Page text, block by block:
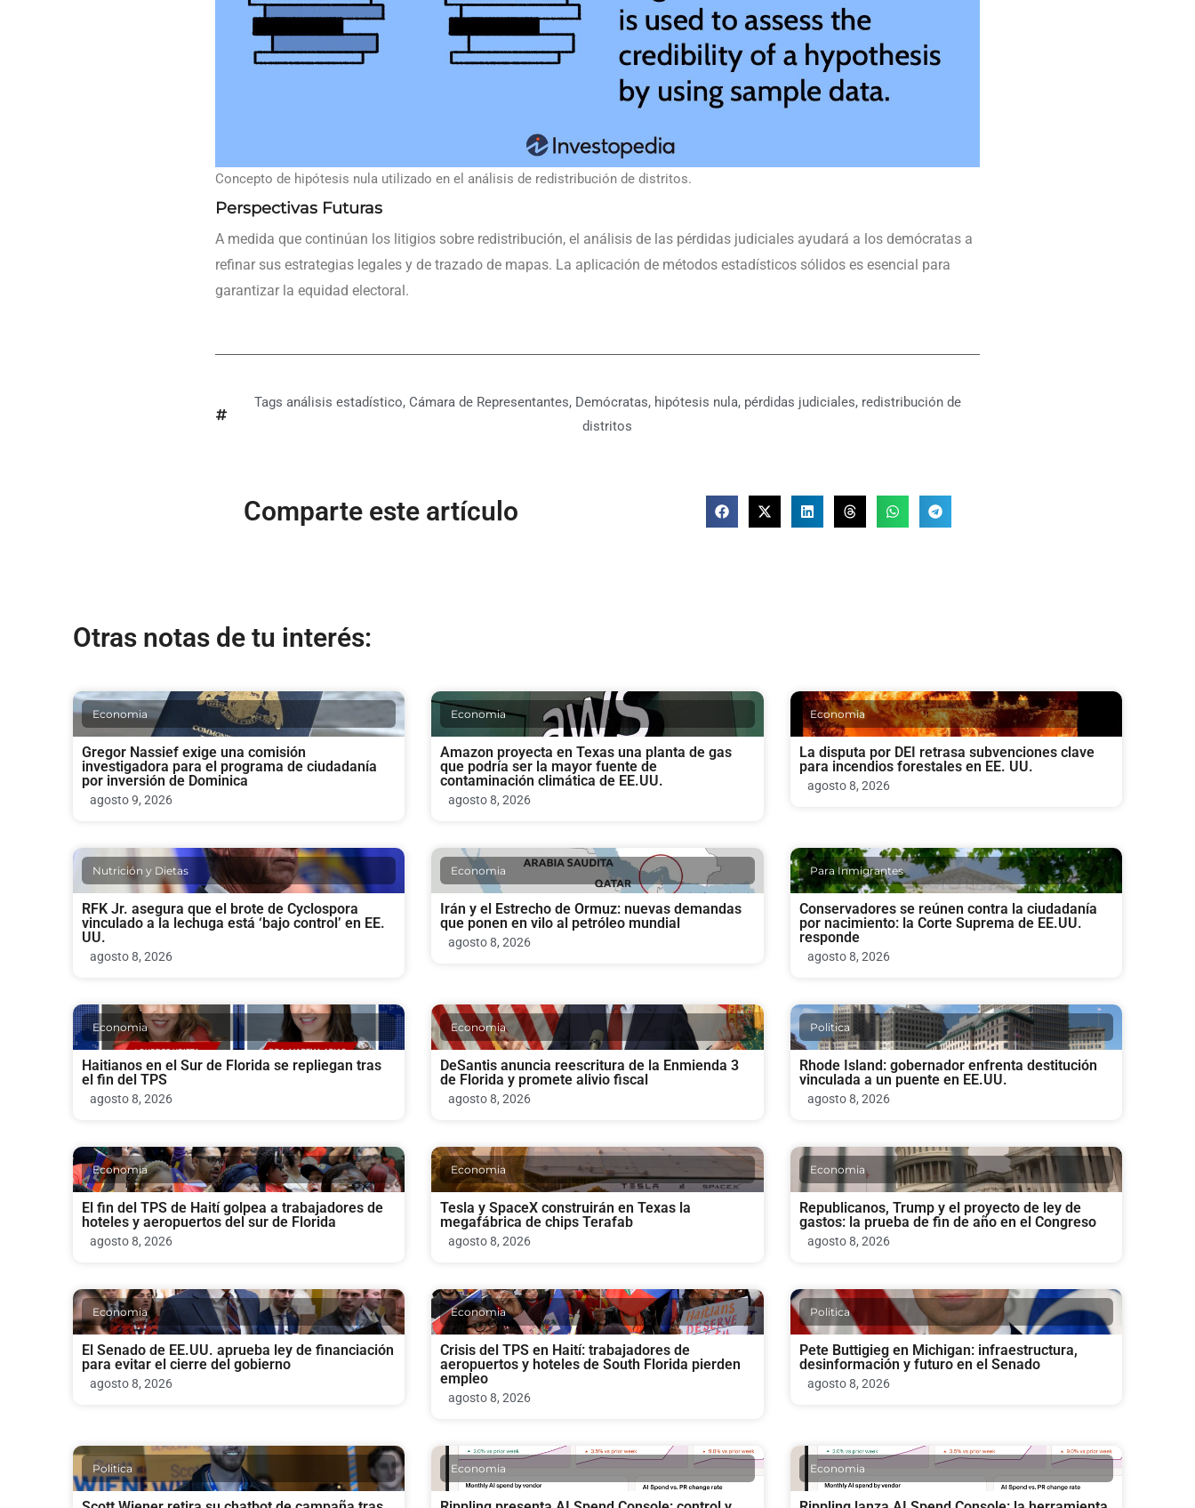
Concepto de hipótesis nula utilizado en el análisis de redistribución de distritos.
Perspectivas Futuras
A medida que continúan los litigios sobre redistribución, el análisis de las pérdidas judiciales ayudará a los demócratas a
refinar sus estrategias legales y de trazado de mapas. La aplicación de métodos estadísticos sólidos es esencial para
garantizar la equidad electoral.
Tags análisis estadístico, Cámara de Representantes, Demócratas, hipótesis nula, pérdidas judiciales, redistribución de
distritos
Comparte este artículo
Otras notas de tu interés:
Economia
Gregor Nassief exige una comisión
investigadora para el programa de ciudadanía
por inversión de Dominica
agosto 9, 2026
Economia
Amazon proyecta en Texas una planta de gas
que podría ser la mayor fuente de
contaminación climática de EE.UU.
agosto 8, 2026
Economia
La disputa por DEI retrasa subvenciones clave
para incendios forestales en EE. UU.
agosto 8, 2026
Nutrición y Dietas
RFK Jr. asegura que el brote de Cyclospora
vinculado a la lechuga está ‘bajo control’ en EE.
UU.
agosto 8, 2026
Economia
Irán y el Estrecho de Ormuz: nuevas demandas
que ponen en vilo al petróleo mundial
agosto 8, 2026
Para Inmigrantes
Conservadores se reúnen contra la ciudadanía
por nacimiento: la Corte Suprema de EE.UU.
responde
agosto 8, 2026
Economia
Haitianos en el Sur de Florida se repliegan tras
el fin del TPS
agosto 8, 2026
Economia
DeSantis anuncia reescritura de la Enmienda 3
de Florida y promete alivio fiscal
agosto 8, 2026
Politica
Rhode Island: gobernador enfrenta destitución
vinculada a un puente en EE.UU.
agosto 8, 2026
Economia
El fin del TPS de Haití golpea a trabajadores de
hoteles y aeropuertos del sur de Florida
agosto 8, 2026
Economia
Tesla y SpaceX construirán en Texas la
megafábrica de chips Terafab
agosto 8, 2026
Economia
Republicanos, Trump y el proyecto de ley de
gastos: la prueba de fin de año en el Congreso
agosto 8, 2026
Economia
El Senado de EE.UU. aprueba ley de financiación
para evitar el cierre del gobierno
agosto 8, 2026
Economia
Crisis del TPS en Haití: trabajadores de
aeropuertos y hoteles de South Florida pierden
empleo
agosto 8, 2026
Politica
Pete Buttigieg en Michigan: infraestructura,
desinformación y futuro en el Senado
agosto 8, 2026
Politica Economia Economia